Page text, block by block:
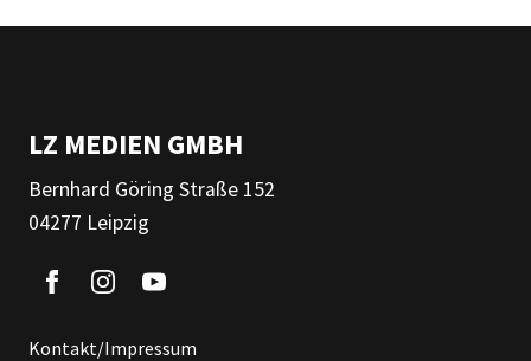
LZ MEDIEN GMBH
Bernhard Göring Straße 152
04277 Leipzig
Kontakt/Impressum